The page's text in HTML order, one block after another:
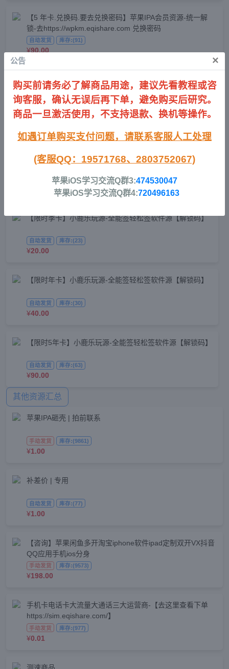
【5 年卡.兑换码.要去兑换密码】苹果IPA会员资源-统一解
锁-去https://wpkm.eqishare.com 兑换密码
自动发货 库存:(91)
¥90.00
【永久.进永久群获取密码】苹果IPA会员资源-统一解锁-路灯
网盘密码
自动发货 库存:(66)
¥169.00
软件源 & 解锁码
【限时月卡】小鹿乐玩源-全能签轻松签软件源【解锁码】
库存:(48)
【限时季卡】小鹿乐玩源-全能签轻松签软件源【解锁码】
自动发货 库存:(23)
¥20.00
【限时年卡】小鹿乐玩源-全能签轻松签软件源【解锁码】
自动发货 库存:(30)
¥40.00
【限时5年卡】小鹿乐玩源-全能签轻松签软件源【解锁码】
自动发货 库存:(63)
¥90.00
其他资源汇总
苹果IPA砸壳 | 拍前联系
手动发货 库存:(9861)
¥1.00
补差价 | 专用
自动发货 库存:(77)
¥1.00
【咨询】苹果闲鱼多开淘宝iphone软件ipad定制双开VX抖音
QQ应用手机ios分身
手动发货 库存:(9573)
¥198.00
手机卡电话卡大流量大通话三大运营商-【去这里查看下单
https://sim.eqishare.com/】
手动发货 库存:(977)
¥0.01
测速商品
公告 ×
购买前请务必了解商品用途，建议先看教程或咨
询客服，确认无误后再下单，避免购买后研究。
商品一旦激活使用，不支持退款、换机等操作。
如遇订单购买支付问题， 请联系客服人工处理
(客服QQ：19571768、2803752067)
苹果iOS学习交流Q群3:474530047
苹果iOS学习交流Q群4:720496163